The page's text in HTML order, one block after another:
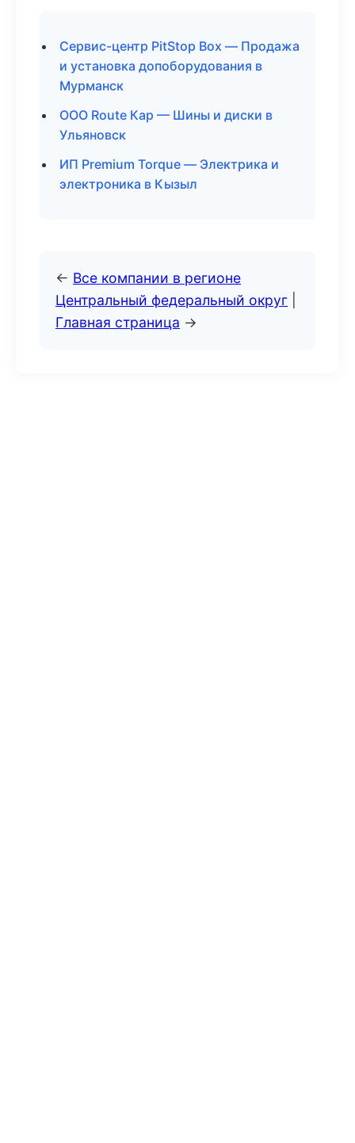
Сервис-центр PitStop Box — Продажа
и установка допоборудования в
Мурманск
ООО Route Кар — Шины и диски в
Ульяновск
ИП Premium Torque — Электрика и
электроника в Кызыл
← Все компании в регионе
Центральный федеральный округ
Главная страница →